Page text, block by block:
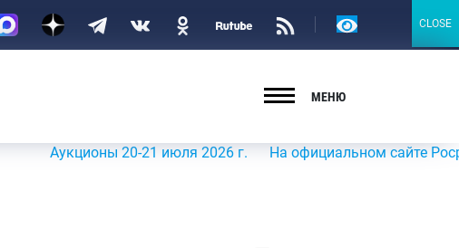
Версия
МЕНЮ
Аукционы 20-21 июля 2026 г. На официальном сайте
CLOSE
CLOSE